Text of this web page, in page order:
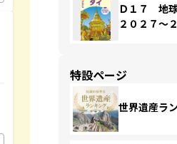
Ｄ１７ 地
２０２７～
特設ページ
世界遺産ラ